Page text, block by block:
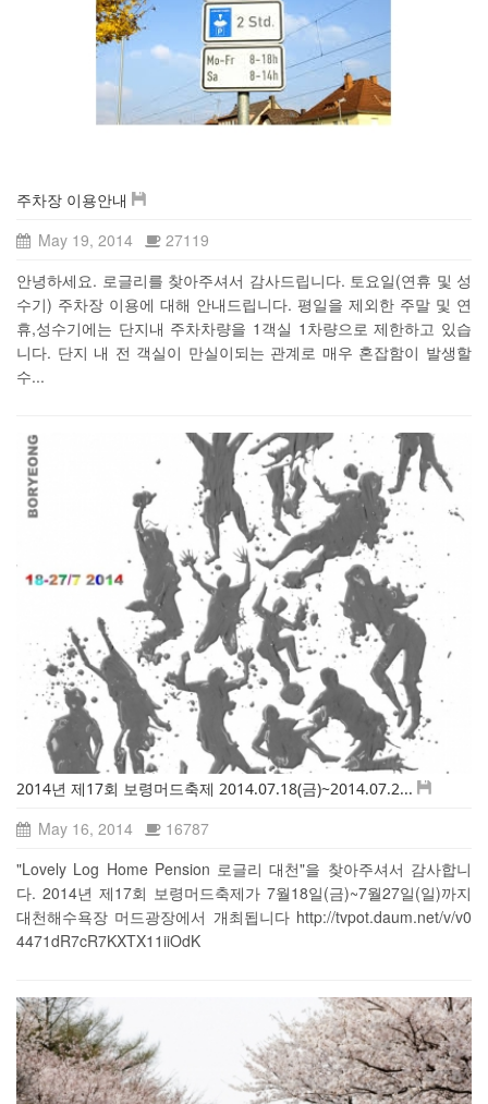
주차장 이용안내
May 19, 2014
27119
안녕하세요. 로글리를 찾아주셔서 감사드립니다. 토요일(연휴 및 성
수기) 주차장 이용에 대해 안내드립니다. 평일을 제외한 주말 및 연
휴,성수기에는 단지내 주차차량을 1객실 1차량으로 제한하고 있습
니다. 단지 내 전 객실이 만실이되는 관계로 매우 혼잡함이 발생할
수...
2014년 제17회 보령머드축제 2014.07.18(금)~2014.07.2...
May 16, 2014
16787
"Lovely Log Home Pension 로글리 대천"을 찾아주셔서 감사합니
다. 2014년 제17회 보령머드축제가 7월18일(금)~7월27일(일)까지
대천해수욕장 머드광장에서 개최됩니다 http://tvpot.daum.net/v/v0
4471dR7cR7KXTX11iiOdK